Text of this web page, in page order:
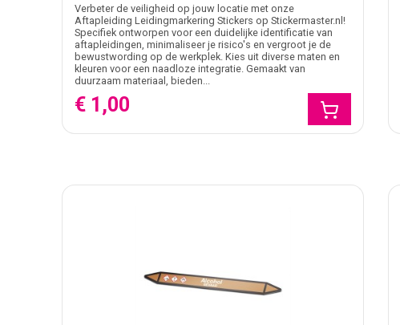
Verbeter de veiligheid op jouw locatie met onze
Aftapleiding Leidingmarkering Stickers op Stickermaster.nl!
Specifiek ontworpen voor een duidelijke identificatie van
aftapleidingen, minimaliseer je risico's en vergroot je de
bewustwording op de werkplek. Kies uit diverse maten en
kleuren voor een naadloze integratie. Gemaakt van
duurzaam materiaal, bieden...
€ 1,00